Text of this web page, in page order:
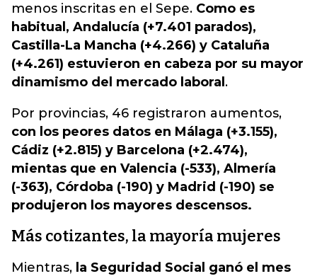
menos inscritas en el Sepe. Como es
habitual, Andalucía (+7.401 parados),
Castilla-La Mancha (+4.266) y Cataluña
(+4.261) estuvieron en cabeza por su mayor
dinamismo del mercado laboral .
Por provincias, 46 registraron aumentos,
con los peores datos en Málaga (+3.155),
Cádiz (+2.815) y Barcelona (+2.474),
mientas que en Valencia (-533), Almería
(-363), Córdoba (-190) y Madrid (-190) se
produjeron los mayores descensos.
Más cotizantes, la mayoría mujeres
Mientras, la Seguridad Social ganó el mes